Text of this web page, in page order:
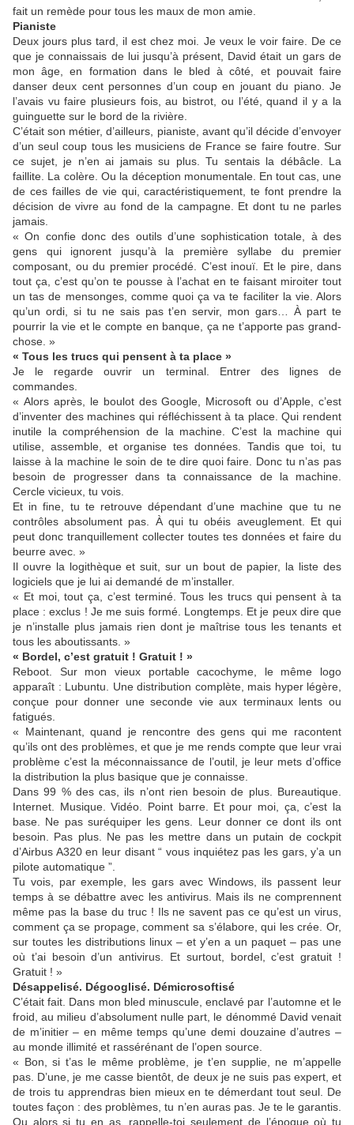
fait un remède pour tous les maux de mon amie.
Pianiste
Deux jours plus tard, il est chez moi. Je veux le voir faire. De ce
que je connaissais de lui jusqu’à présent, David était un gars de
mon âge, en formation dans le bled à côté, et pouvait faire
danser deux cent personnes d’un coup en jouant du piano. Je
l’avais vu faire plusieurs fois, au bistrot, ou l’été, quand il y a la
guinguette sur le bord de la rivière.
C’était son métier, d’ailleurs, pianiste, avant qu’il décide d’envoyer
d’un seul coup tous les musiciens de France se faire foutre. Sur
ce sujet, je n’en ai jamais su plus. Tu sentais la débâcle. La
faillite. La colère. Ou la déception monumentale. En tout cas, une
de ces failles de vie qui, caractéristiquement, te font prendre la
décision de vivre au fond de la campagne. Et dont tu ne parles
jamais.
« On confie donc des outils d’une sophistication totale, à des
gens qui ignorent jusqu’à la première syllabe du premier
composant, ou du premier procédé. C’est inouï. Et le pire, dans
tout ça, c’est qu’on te pousse à l’achat en te faisant miroiter tout
un tas de mensonges, comme quoi ça va te faciliter la vie. Alors
qu’un ordi, si tu ne sais pas t’en servir, mon gars… À part te
pourrir la vie et le compte en banque, ça ne t’apporte pas grand-
chose. »
« Tous les trucs qui pensent à ta place »
Je le regarde ouvrir un terminal. Entrer des lignes de
commandes.
« Alors après, le boulot des Google, Microsoft ou d’Apple, c’est
d’inventer des machines qui réfléchissent à ta place. Qui rendent
inutile la compréhension de la machine. C’est la machine qui
utilise, assemble, et organise tes données. Tandis que toi, tu
laisse à la machine le soin de te dire quoi faire. Donc tu n’as pas
besoin de progresser dans ta connaissance de la machine.
Cercle vicieux, tu vois.
Et in fine, tu te retrouve dépendant d’une machine que tu ne
contrôles absolument pas. À qui tu obéis aveuglement. Et qui
peut donc tranquillement collecter toutes tes données et faire du
beurre avec. »
Il ouvre la logithèque et suit, sur un bout de papier, la liste des
logiciels que je lui ai demandé de m’installer.
« Et moi, tout ça, c’est terminé. Tous les trucs qui pensent à ta
place : exclus ! Je me suis formé. Longtemps. Et je peux dire que
je n’installe plus jamais rien dont je maîtrise tous les tenants et
tous les aboutissants. »
« Bordel, c’est gratuit ! Gratuit ! »
Reboot. Sur mon vieux portable cacochyme, le même logo
apparaît : Lubuntu. Une distribution complète, mais hyper légère,
conçue pour donner une seconde vie aux terminaux lents ou
fatigués.
« Maintenant, quand je rencontre des gens qui me racontent
qu’ils ont des problèmes, et que je me rends compte que leur vrai
problème c’est la méconnaissance de l’outil, je leur mets d’office
la distribution la plus basique que je connaisse.
Dans 99 % des cas, ils n’ont rien besoin de plus. Bureautique.
Internet. Musique. Vidéo. Point barre. Et pour moi, ça, c’est la
base. Ne pas suréquiper les gens. Leur donner ce dont ils ont
besoin. Pas plus. Ne pas les mettre dans un putain de cockpit
d’Airbus A320 en leur disant “ vous inquiétez pas les gars, y’a un
pilote automatique ”.
Tu vois, par exemple, les gars avec Windows, ils passent leur
temps à se débattre avec les antivirus. Mais ils ne comprennent
même pas la base du truc ! Ils ne savent pas ce qu’est un virus,
comment ça se propage, comment sa s’élabore, qui les crée. Or,
sur toutes les distributions linux – et y’en a un paquet – pas une
où t’ai besoin d’un antivirus. Et surtout, bordel, c’est gratuit !
Gratuit ! »
Désappelisé. Dégooglisé. Démicrosoftisé
C’était fait. Dans mon bled minuscule, enclavé par l’automne et le
froid, au milieu d’absolument nulle part, le dénommé David venait
de m’initier – en même temps qu’une demi douzaine d’autres –
au monde illimité et rassérénant de l’open source.
« Bon, si t’as le même problème, je t’en supplie, ne m’appelle
pas. D’une, je me casse bientôt, de deux je ne suis pas expert, et
de trois tu apprendras bien mieux en te démerdant tout seul. De
toutes façon : des problèmes, tu n’en auras pas. Je te le garantis.
Ou alors si tu en as, rappelle-toi seulement de l’époque où tu